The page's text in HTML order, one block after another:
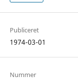
Publiceret
1974-03-01
Nummer